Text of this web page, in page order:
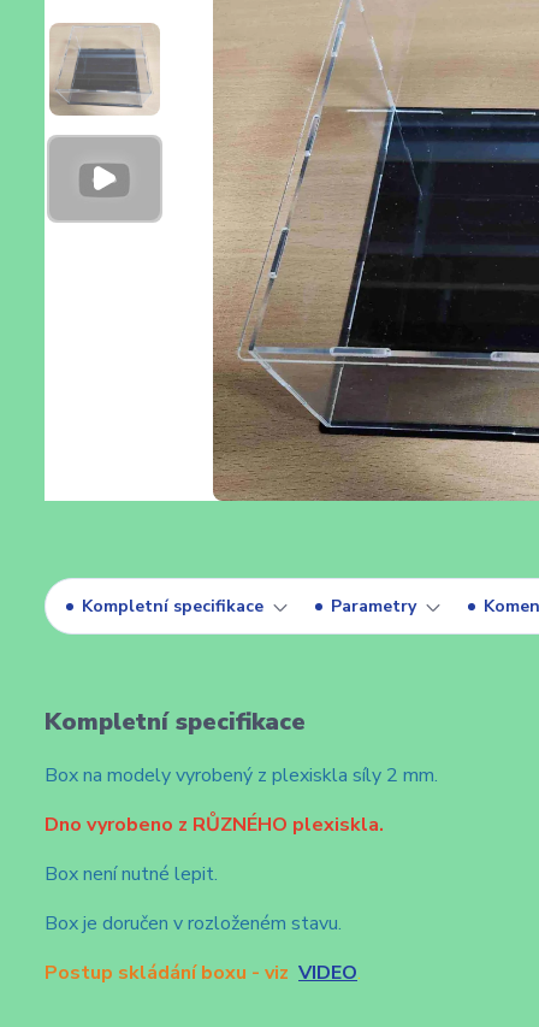
Kompletní specifikace Parametry
Kompletní specifikace
Box na modely vyrobený z plexiskla síly 2 mm.
Dno vyrobeno z RŮZNÉHO plexiskla.
Box není nutné lepit.
Box je doručen v rozloženém stavu.
Postup skládání boxu - viz VIDEO.